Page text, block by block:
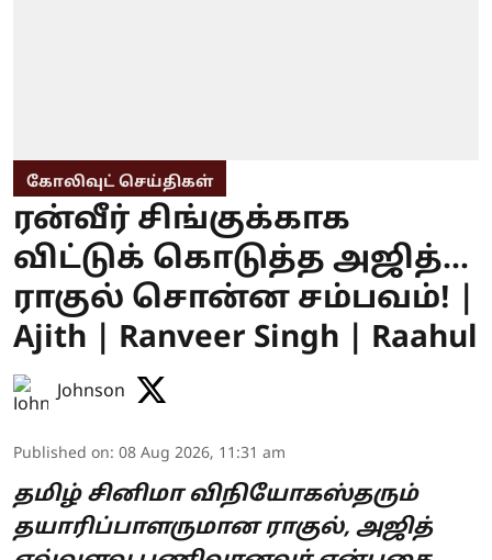
கோலிவுட் செய்திகள்
ரன்வீர் சிங்குக்காக
விட்டுக் கொடுத்த அஜித்...
ராகுல் சொன்ன சம்பவம்! |
Ajith | Ranveer Singh | Raahul
Johnson
Published on: 08 Aug 2026, 11:31 am
தமிழ் சினிமா விநியோகஸ்தரும்
தயாரிப்பாளருமான ராகுல், அஜித்